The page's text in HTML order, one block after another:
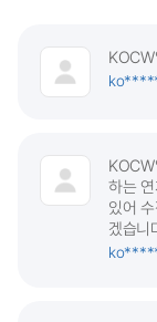
하는
있어
겠습니